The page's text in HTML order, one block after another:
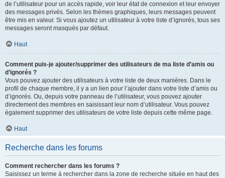
de l’utilisateur pour un accès rapide, voir leur état de connexion et leur envoyer
des messages privés. Selon les thèmes graphiques, leurs messages peuvent
être mis en valeur. Si vous ajoutez un utilisateur à votre liste d’ignorés, tous ses
messages seront masqués par défaut.
Haut
Comment puis-je ajouter/supprimer des utilisateurs de ma liste d’amis ou
d’ignorés ?
Vous pouvez ajouter des utilisateurs à votre liste de deux manières. Dans le
profil de chaque membre, il y a un lien pour l’ajouter dans votre liste d’amis ou
d’ignorés. Ou, depuis votre panneau de l’utilisateur, vous pouvez ajouter
directement des membres en saisissant leur nom d’utilisateur. Vous pouvez
également supprimer des utilisateurs de votre liste depuis cette même page.
Haut
Recherche dans les forums
Comment rechercher dans les forums ?
Saisissez un terme à rechercher dans la zone de recherche située en haut des